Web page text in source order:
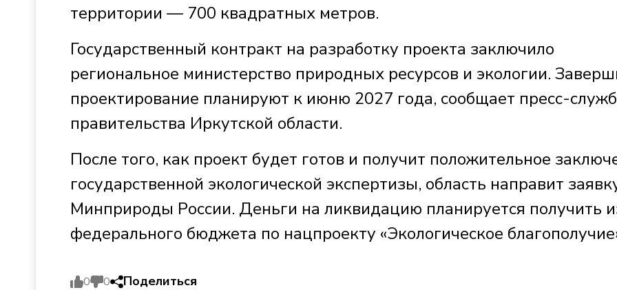
территории — 700 квадратных метров.
Государственный контракт на разработку проекта заключило
региональное министерство природных ресурсов и экологии.
проектирование планируют к июню 2027 года, сообщает пресс-
правительства Иркутской области.
После того, как проект будет готов и получит положительное
государственной экологической экспертизы, область направит
Минприроды России. Деньги на ликвидацию планируется получить
федерального бюджета по нацпроекту «Экологическое
0 0 Поделиться